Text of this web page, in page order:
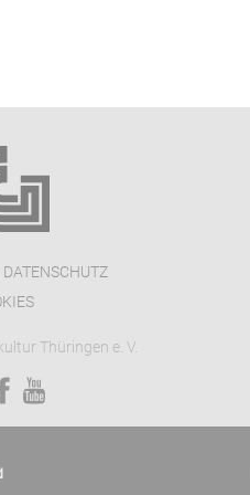
DATENSCHUTZ
Thüringen e. V.